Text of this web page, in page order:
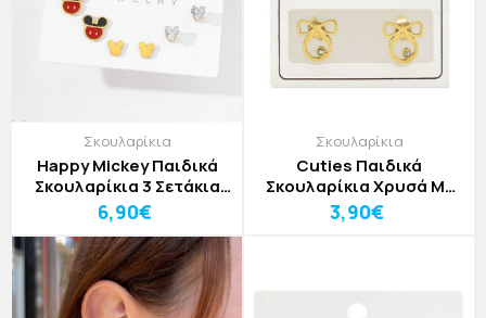
Σκουλαρίκια
Happy Mickey Παιδικά
Σκουλαρίκια 3 Σετάκια
Με Μίκυ Κόκκινο Μαύρο
Και Χρυσές Καρδιές
6,90€
Σκουλαρίκια
Cuties Παιδικά
Σκουλαρίκια Χρυσά Με
Φιογκάκια
3,90€